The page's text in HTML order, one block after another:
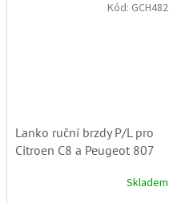
třmen použit u modelů Citroen
Lanko ruční brzdy P/L pro
Citroen C8 a Peugeot 807
Skladem
Kód: GCH482